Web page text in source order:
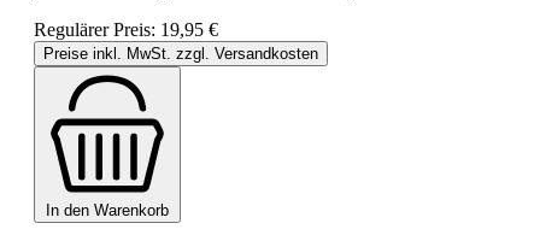
Regulärer Preis: 19,95 €
Preise inkl. MwSt. zzgl. Versandkosten
In den Warenkorb